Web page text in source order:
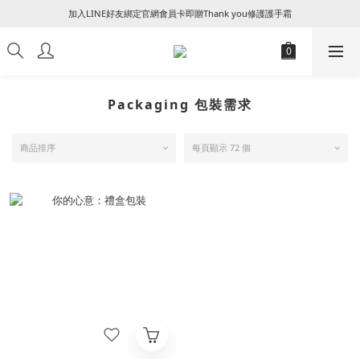
꒰ 新朋友加入會員及填寫生日享NT$50 + 生日禮金 ꒱
加入LINE好友綁定官網會員卡即贈Thank you修護護手霜
Packaging 包裝需求
商品排序 每頁顯示 72 個